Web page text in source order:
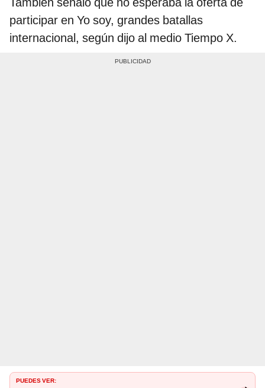
participar en Yo soy, grandes batallas
internacional, según dijo al medio Tiempo X.
PUEDES VER: